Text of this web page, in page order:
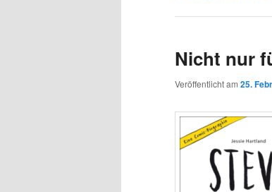
Nicht nur
Veröffentlicht am 25.